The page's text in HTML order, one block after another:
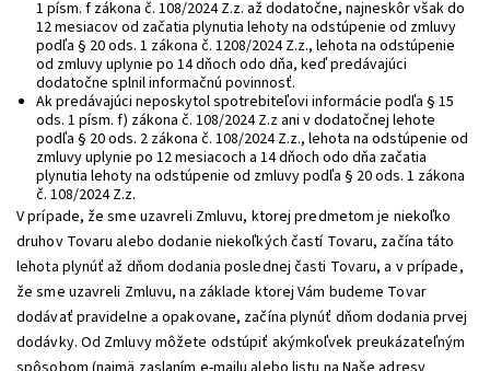
1 písm. f zákona č. 108/2024 Z.z. až dodatočne, najneskôr však do
12 mesiacov od začatia plynutia lehoty na odstúpenie od zmluvy
podľa § 20 ods. 1 zákona č. 1208/2024 Z.z., lehota na odstúpenie
od zmluvy uplynie po 14 dňoch odo dňa, keď predávajúci
dodatočne splnil informačnú povinnosť.
Ak predávajúci neposkytol spotrebiteľovi informácie podľa § 15
ods. 1 písm. f) zákona č. 108/2024 Z.z ani v dodatočnej lehote
podľa § 20 ods. 2 zákona č. 108/2024 Z.z., lehota na odstúpenie od
zmluvy uplynie po 12 mesiacoch a 14 dňoch odo dňa začatia
plynutia lehoty na odstúpenie od zmluvy podľa § 20 ods. 1 zákona
č. 108/2024 Z.z.
V prípade, že sme uzavreli Zmluvu, ktorej predmetom je niekoľko
druhov Tovaru alebo dodanie niekoľkých častí Tovaru, začína táto
lehota plynúť až dňom dodania poslednej časti Tovaru, a v prípade,
že sme uzavreli Zmluvu, na základe ktorej Vám budeme Tovar
dodávať pravidelne a opakovane, začína plynúť dňom dodania prvej
dodávky. Od Zmluvy môžete odstúpiť akýmkoľvek preukázateľným